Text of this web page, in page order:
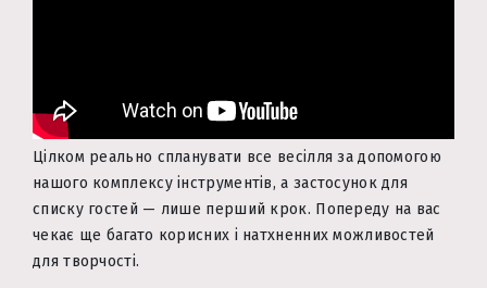
Цілком реально спланувати все весілля за допомогою
нашого комплексу інструментів, а застосунок для
списку гостей — лише перший крок. Попереду на вас
чекає ще багато корисних і натхненних можливостей
для творчості.